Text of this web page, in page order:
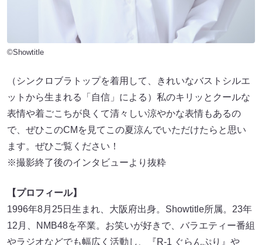
©Showtitle
（シンクロブラトップを着用して、きれいなバストシルエ
ットから生まれる「自信」による）私のキリッとクールな
表情や着ごこちが良くて清々しい涼やかな表情もあるの
で、ぜひこのCMを⾒てこの夏涼んでいただけたらと思い
ます。ぜひご覧ください！
※撮影終了後のインタビューより抜粋
【プロフィール】
1996年8月25日生まれ、大阪府出身。Showtitle所属。23年
12月、NMB48を卒業。お笑いが好きで、バラエティー番組
やラジオなどでも幅広く活動し、『R-1 ぐらんぷり』や